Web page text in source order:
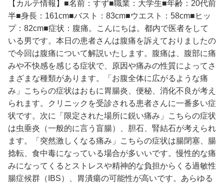
【カルテ情報】■名前：すず■職業：大学生■年齢：20代前
半■身長：161cm■バスト：83cm■ウエスト：58cm■ヒッ
プ：82cm■症状：腹痛。こんにちは。都内で医者をして
いる男です。本日の患者さんは腹痛を訴えておりましたの
で今回は腹痛について解説いたします。腹痛は、腹部に痛
みや不快感を感じる症状で、原因や痛みの性質によってさ
まざまな種類があります。「お腹全体に広がるような痛
み」こちらの症状はおもに胃腸炎、便秘、消化不良が考え
られます。クリニックを受診される患者さんに一番多い症
状です。次に「限定された場所に鋭い痛み」こちらの症状
は虫垂炎（一般的に言う盲腸）、胆石、腎結石が考えられ
ます。「突然激しくなる痛み」こちらの症状は腸閉塞、腸
捻転、食中毒になっている場合が多いいです。慢性的な痛
みになってくるとストレスや精神的な負担からくる過敏性
腸症候群（IBS）、胃潰瘍の可能性が高いです。あらゆる